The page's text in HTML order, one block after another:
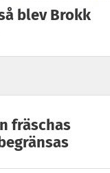
blev Brokk
fräschas